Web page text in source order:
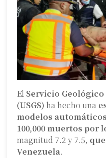
El Servicio
(USGS) ha hecho una
modelos automáticos
100,000 muertos por
magnitud 7.2 y 7.5,
Venezuela.